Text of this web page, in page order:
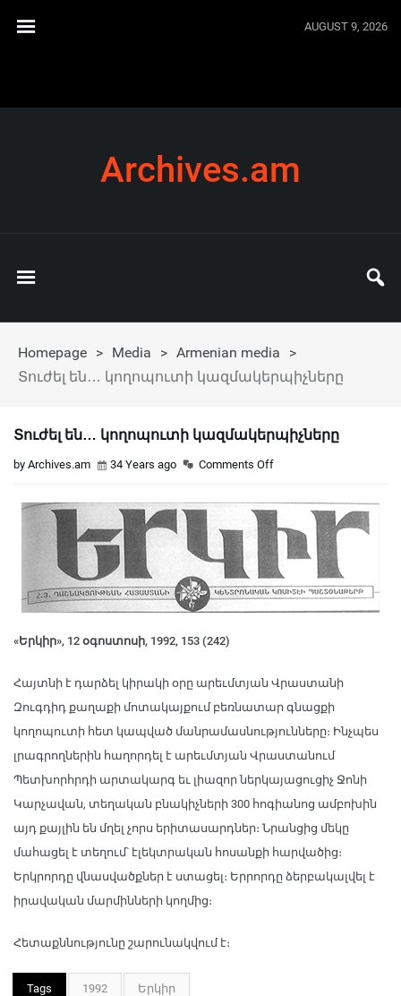
AUGUST 9, 2026
Archives.am
Homepage > Media > Armenian media
>
Տուժել են… կողոպուտի կազմակերպիչները
Տուժել են… կողոպուտի կազմակերպիչները
by Archives.am 34 Years ago Comments Off
«Երկիր», 12 օգոստոսի, 1992, 153 (242)
Հայտնի է դարձել կիրակի օրը արեւմտյան Վրաստանի
Զուգդիդ քաղաքի մոտակայքում բեռնատար գնացքի
կողոպուտի հետ կապված մանրամասնությունները։ Ինչպես
լրագրողներին հաղորդել է արեւմտյան Վրաստանում
Պետխորհրդի արտակարգ եւ լիազոր ներկայացուցիչ Ջոնի
Կարչավան, տեղական բնակիչների 300 հոգիանոց ամբոխին
այդ քայլին են մղել չորս երիտասարդներ։ Նրանցից մեկը
մահացել է տեղում՝ էլեկտրական հոսանքի հարվածից։
Երկրորդը վնասվածքներ է ստացել։ Երրորդը ձերբակալվել է
իրավական մարմինների կողմից։
Հետաքննությունը շարունակվում է։
Tags 1992 Երկիր